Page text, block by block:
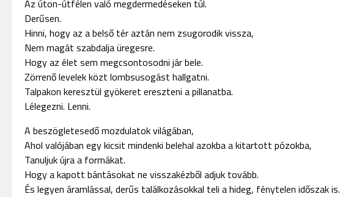
Az úton-útfélen való megdermedéseken túl.
Derűsen.
Hinni, hogy az a belső tér aztán nem zsugorodik vissza,
Nem magát szabdalja üregesre.
Hogy az élet sem megcsontosodni jár bele.
Zörrenő levelek közt lombsusogást hallgatni.
Talpakon keresztül gyökeret ereszteni a pillanatba.
Lélegezni. Lenni.
A beszögletesedő mozdulatok világában,
Ahol valójában egy kicsit mindenki belehal azokba a kitartott pózokba,
Tanuljuk újra a formákat.
Hogy a kapott bántásokat ne visszakézből adjuk tovább.
És legyen áramlással, derűs találkozásokkal teli a hideg, fénytelen időszak is.